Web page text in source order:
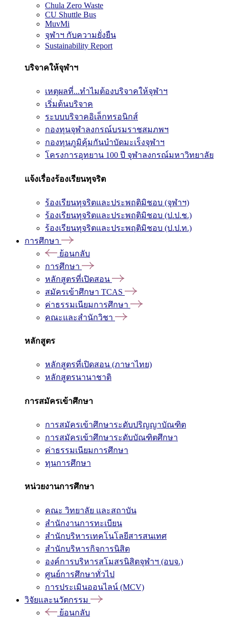
Chula Zero Waste
CU Shuttle Bus
MuvMi
จุฬาฯ กับความยั่งยืน
Sustainability Report
บริจาคให้จุฬาฯ
เหตุผลที่...ทำไมต้องบริจาคให้จุฬาฯ
เริ่มต้นบริจาค
ระบบบริจาคอิเล็กทรอนิกส์
กองทุนจุฬาลงกรณ์บรมราชสมภพฯ
กองทุนภูมิคุ้มกันบำบัดมะเร็งจุฬาฯ
โครงการอุทยาน 100 ปี จุฬาลงกรณ์มหาวิทยาลัย
แจ้งเรื่องร้องเรียนทุจริต
ร้องเรียนทุจริตและประพฤติมิชอบ (จุฬาฯ)
ร้องเรียนทุจริตและประพฤติมิชอบ (ป.ป.ช.)
ร้องเรียนทุจริตและประพฤติมิชอบ (ป.ป.ท.)
การศึกษา
ย้อนกลับ
การศึกษา
หลักสูตรที่เปิดสอน
สมัครเข้าศึกษา TCAS
ค่าธรรมเนียมการศึกษา
คณะและสำนักวิชา
หลักสูตร
หลักสูตรที่เปิดสอน (ภาษาไทย)
หลักสูตรนานาชาติ
การสมัครเข้าศึกษา
การสมัครเข้าศึกษาระดับปริญญาบัณฑิต
การสมัครเข้าศึกษาระดับบัณฑิตศึกษา
ค่าธรรมเนียมการศึกษา
ทุนการศึกษา
หน่วยงานการศึกษา
คณะ วิทยาลัย และสถาบัน
สำนักงานการทะเบียน
สำนักบริหารเทคโนโลยีสารสนเทศ
สำนักบริหารกิจการนิสิต
องค์การบริหารสโมสรนิสิตจุฬาฯ (อบจ.)
ศูนย์การศึกษาทั่วไป
การประเมินออนไลน์ (MCV)
วิจัยและนวัตกรรม
ย้อนกลับ